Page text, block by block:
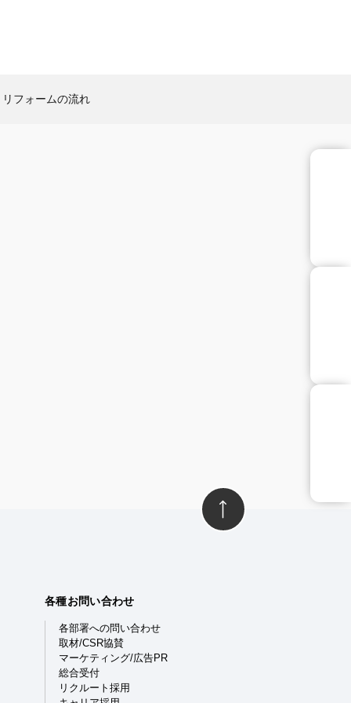
問合せ
問合せ
リフォームの流れ
各種お問い合わせ
各部署への問い合わせ
取材/CSR協賛
マーケティング/広告PR
総合受付
リクルート採用